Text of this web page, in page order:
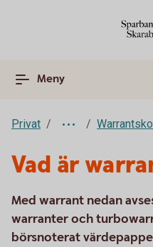
Meny
Privat
Vad är
Med warrant nedan
warranter och
börsnoterat